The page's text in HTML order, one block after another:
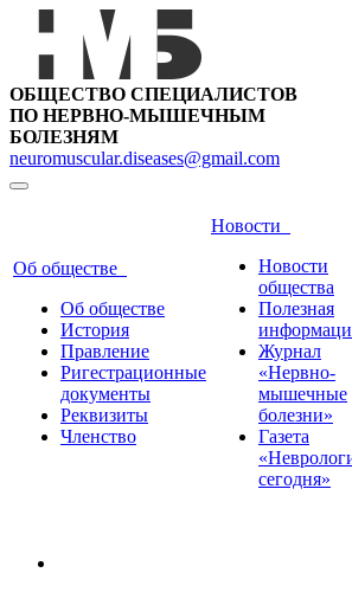
ОБЩЕСТВО СПЕЦИАЛИСТОВ
ПО НЕРВНО-МЫШЕЧНЫМ
БОЛЕЗНЯМ
neuromuscular.diseases@gmail.com
Об обществе
Об обществе
История
Правление
Ригестрационные
документы
Реквизиты
Членство
Новости
Новости
общества
Полезная
Журнал
«Нервно-
мышечные
болезни»
Газета
сегодня»